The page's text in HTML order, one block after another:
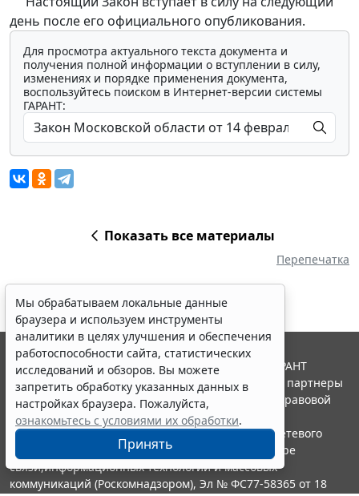
день после его официального опубликования.
Для просмотра актуального текста документа и
получения полной информации о вступлении в силу,
изменениях и порядке применения документа,
воспользуйтесь поиском в Интернет-версии системы
ГАРАНТ:
Показать все материалы
Перепечатка
Мы обрабатываем локальные данные
браузера и используем инструменты
аналитики в целях улучшения и обеспечения
работоспособности сайта, статистических
исследований и обзоров. Вы можете
запретить обработку указанных данных в
настройках браузера. Пожалуйста,
ознакомьтесь с условиями их обработки.
Принять
© ООО "НПП "ГАРАНТ-СЕРВИС", 2026. Система ГАРАНТ
выпускается с 1990 года. Компания "Гарант" и ее партнеры
являются участниками Российской ассоциации правовой
информации ГАРАНТ.
Портал ГАРАНТ.РУ зарегистрирован в качестве сетевого
издания Федеральной службой по надзору в сфере
связи,информационных технологий и массовых
коммуникаций (Роскомнадзором), Эл № ФС77-58365 от 18